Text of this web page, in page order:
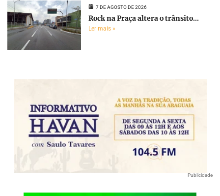
7 DE AGOSTO DE 2026
Rock na Praça altera o trânsito...
Ler mais »
Publicidade